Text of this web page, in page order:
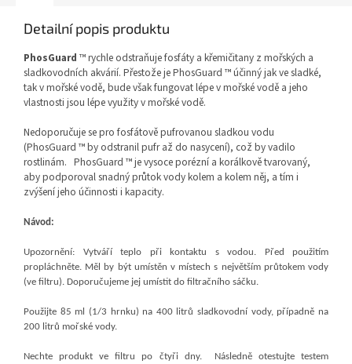
Detailní popis produktu
PhosGuard ™ rychle odstraňuje fosfáty a křemičitany z mořských a
sladkovodních akvárií. Přestože je PhosGuard ™ účinný jak ve sladké,
tak v mořské vodě, bude však fungovat lépe v mořské vodě a jeho
vlastnosti jsou lépe využity v mořské vodě.
Nedoporučuje se pro fosfátově pufrovanou sladkou vodu
(PhosGuard ™ by odstranil pufr až do nasycení), což by vadilo
rostlinám. PhosGuard ™ je vysoce porézní a korálkově tvarovaný,
aby podporoval snadný průtok vody kolem a kolem něj, a tím i
zvýšení jeho účinnosti i kapacity.
Návod:
Upozornění: Vytváří teplo při kontaktu s vodou. Před použitím
propláchněte. Měl by být umístěn v místech s největším průtokem vody
(ve filtru). Doporučujeme jej umístit do filtračního sáčku.
Použijte 85 ml (1/3 hrnku) na 400 litrů sladkovodní vody, případně na
200 litrů mořské vody.
Nechte produkt ve filtru po čtyři dny. Následně otestujte testem